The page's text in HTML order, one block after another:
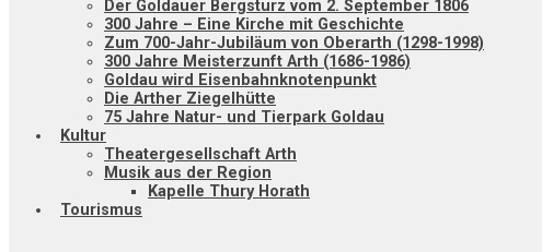
Der Goldauer Bergsturz vom 2. September 1806
300 Jahre – Eine Kirche mit Geschichte
Zum 700-Jahr-Jubiläum von Oberarth (1298-1998)
300 Jahre Meisterzunft Arth (1686-1986)
Goldau wird Eisenbahnknotenpunkt
Die Arther Ziegelhütte
75 Jahre Natur- und Tierpark Goldau
Kultur
Theatergesellschaft Arth
Musik aus der Region
Kapelle Thury Horath
Tourismus